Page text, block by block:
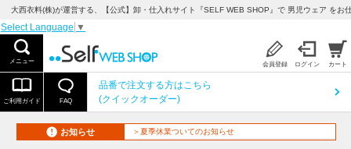
大西衣料(株)が運営する、【公式】卸・仕入れサイト『SELF WEB SHOP』で 男児ウェア をお
Select Language ▼
メニュー 会員登録 ログイン カート
ご利用ガイド FAQ
品番で注文する方はこちら
(クイックオーダー)
お知らせ ＞夏季休業ついてのお知らせ